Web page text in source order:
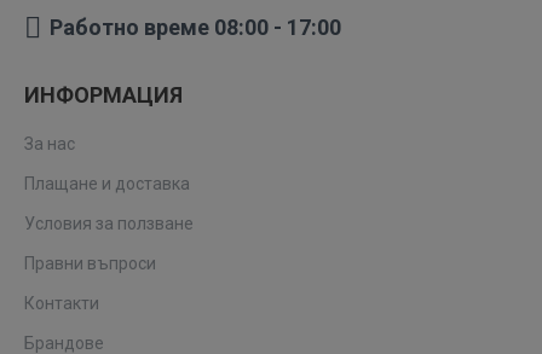
Работно време 08:00 - 17:00
ИНФОРМАЦИЯ
За нас
Плащане и доставка
Условия за ползване
Правни въпроси
Контакти
Брандове